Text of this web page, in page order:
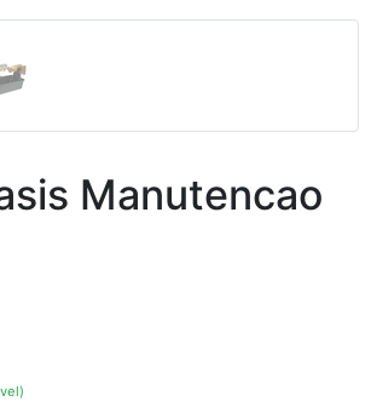
Manutencao